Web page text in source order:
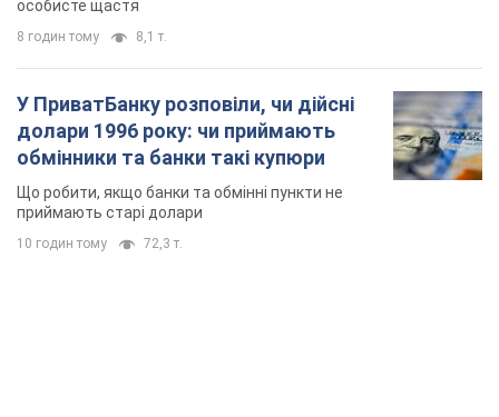
особисте щастя
8 годин тому 8,1 т.
У ПриватБанку розповіли, чи дійсні
долари 1996 року: чи приймають
обмінники та банки такі купюри
Що робити, якщо банки та обмінні пункти не
приймають старі долари
10 годин тому 72,3 т.